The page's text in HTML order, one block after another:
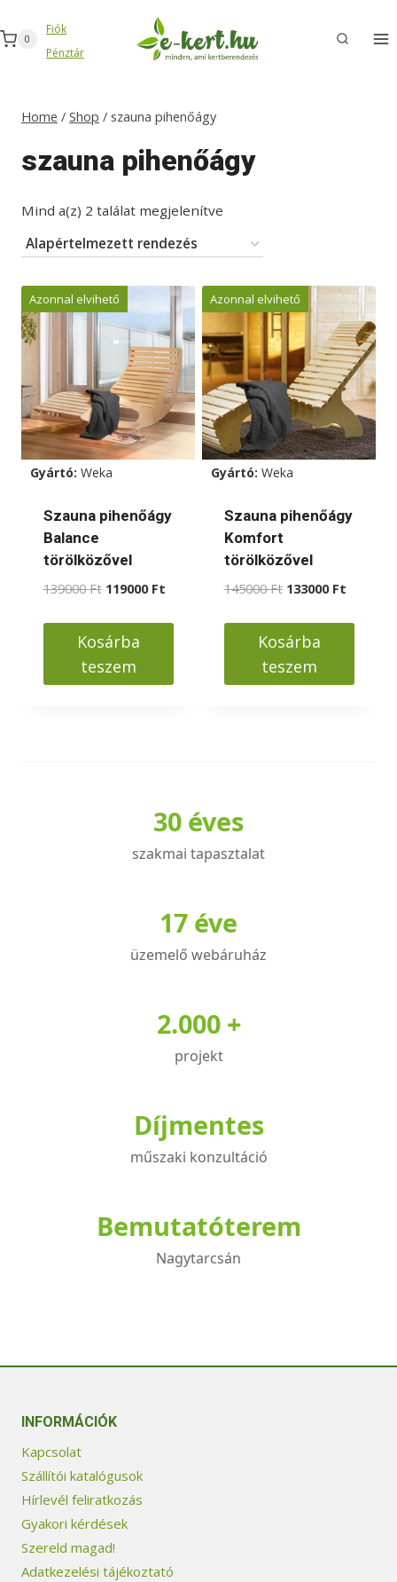
to
content
0
Fiók
Pénztár
Home / Shop / szauna pihenőágy
szauna pihenőágy
Mind a(z) 2 találat megjelenítve
Azonnal elvihető
Gyártó: Weka
Szauna pihenőágy
Balance
törölközővel
139000Ft Original
was:
139000 Ft.
119000 FtCurrent
is:
Kosárba
teszem
Azonnal elvihető
Gyártó: Weka
Szauna pihenőágy
Komfort
törölközővel
145000Ft Original
was:
145000 Ft.
133000 FtCurrent
is:
Kosárba
teszem
30 éves
szakmai tapasztalat
17 éve
üzemelő webáruház
2.000 +
projekt
Díjmentes
műszaki konzultáció
Bemutatóterem
Nagytarcsán
INFORMÁCIÓK
Kapcsolat
Szállítói katalógusok
Hírlevél feliratkozás
Gyakori kérdések
Szereld magad!
Adatkezelési tájékoztató